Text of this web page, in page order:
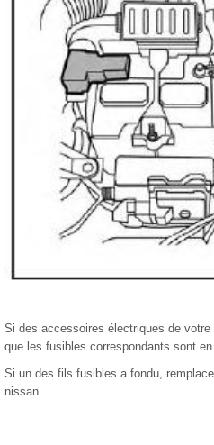
Si des accessoires électriques de
que les fusibles correspondants sont
Si un des fils fusibles a fondu,
nissan.